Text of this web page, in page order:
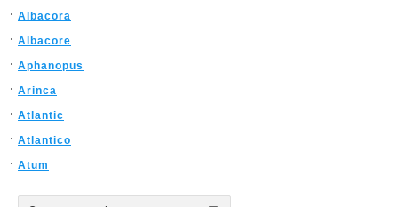
Albacora
Albacore
Aphanopus
Arinca
Atlantic
Atlantico
Atum